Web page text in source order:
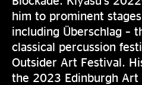
him to prominent stages
including Überschlag –
classical percussion
Outsider Art Festival.
the 2023 Edinburgh Art